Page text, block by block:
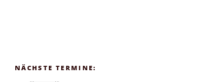
NÄCHSTE TERMINE: